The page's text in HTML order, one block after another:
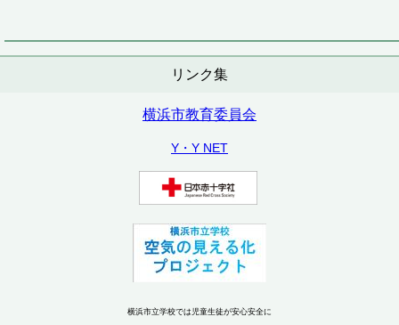
リンク集
横浜市教育委員会
Y・Y NET
横浜市立学校では児童生徒が安心安全に